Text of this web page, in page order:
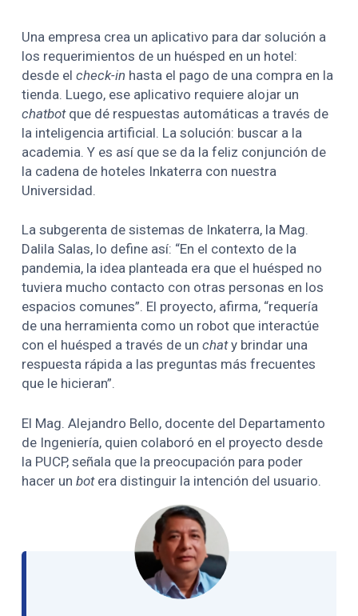
Una empresa crea un aplicativo para dar solución a
los requerimientos de un huésped en un hotel:
desde elcheck-in hasta el pago de una compra en la
tienda. Luego, ese aplicativo requiere alojar un
chatbotque dé respuestas automáticas a través de
la inteligencia artificial. La solución: buscar a la
academia. Y es así que se da la feliz conjunción de
la cadena de hoteles Inkaterra con nuestra
Universidad.
La subgerenta de sistemas de Inkaterra, la Mag.
Dalila Salas, lo define así: “En el contexto de la
pandemia, la idea planteada era que el huésped no
tuviera mucho contacto con otras personas en los
espacios comunes”. El proyecto, afirma, “requería
de una herramienta como un robot que interactúe
con el huésped a través de unchaty brindar una
respuesta rápida a las preguntas más frecuentes
que le hicieran”.
El Mag. Alejandro Bello, docente del Departamento
de Ingeniería, quien colaboró en el proyecto desde
la PUCP, señala que la preocupación para poder
hacer unbotera distinguir la intención del usuario.